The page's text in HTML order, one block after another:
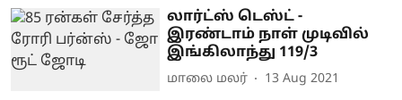
லார்ட்ஸ் டெஸ்ட் -
இரண்டாம் நாள் முடிவில்
இங்கிலாந்து 119/3
மாலை மலர் 13 Aug 2021